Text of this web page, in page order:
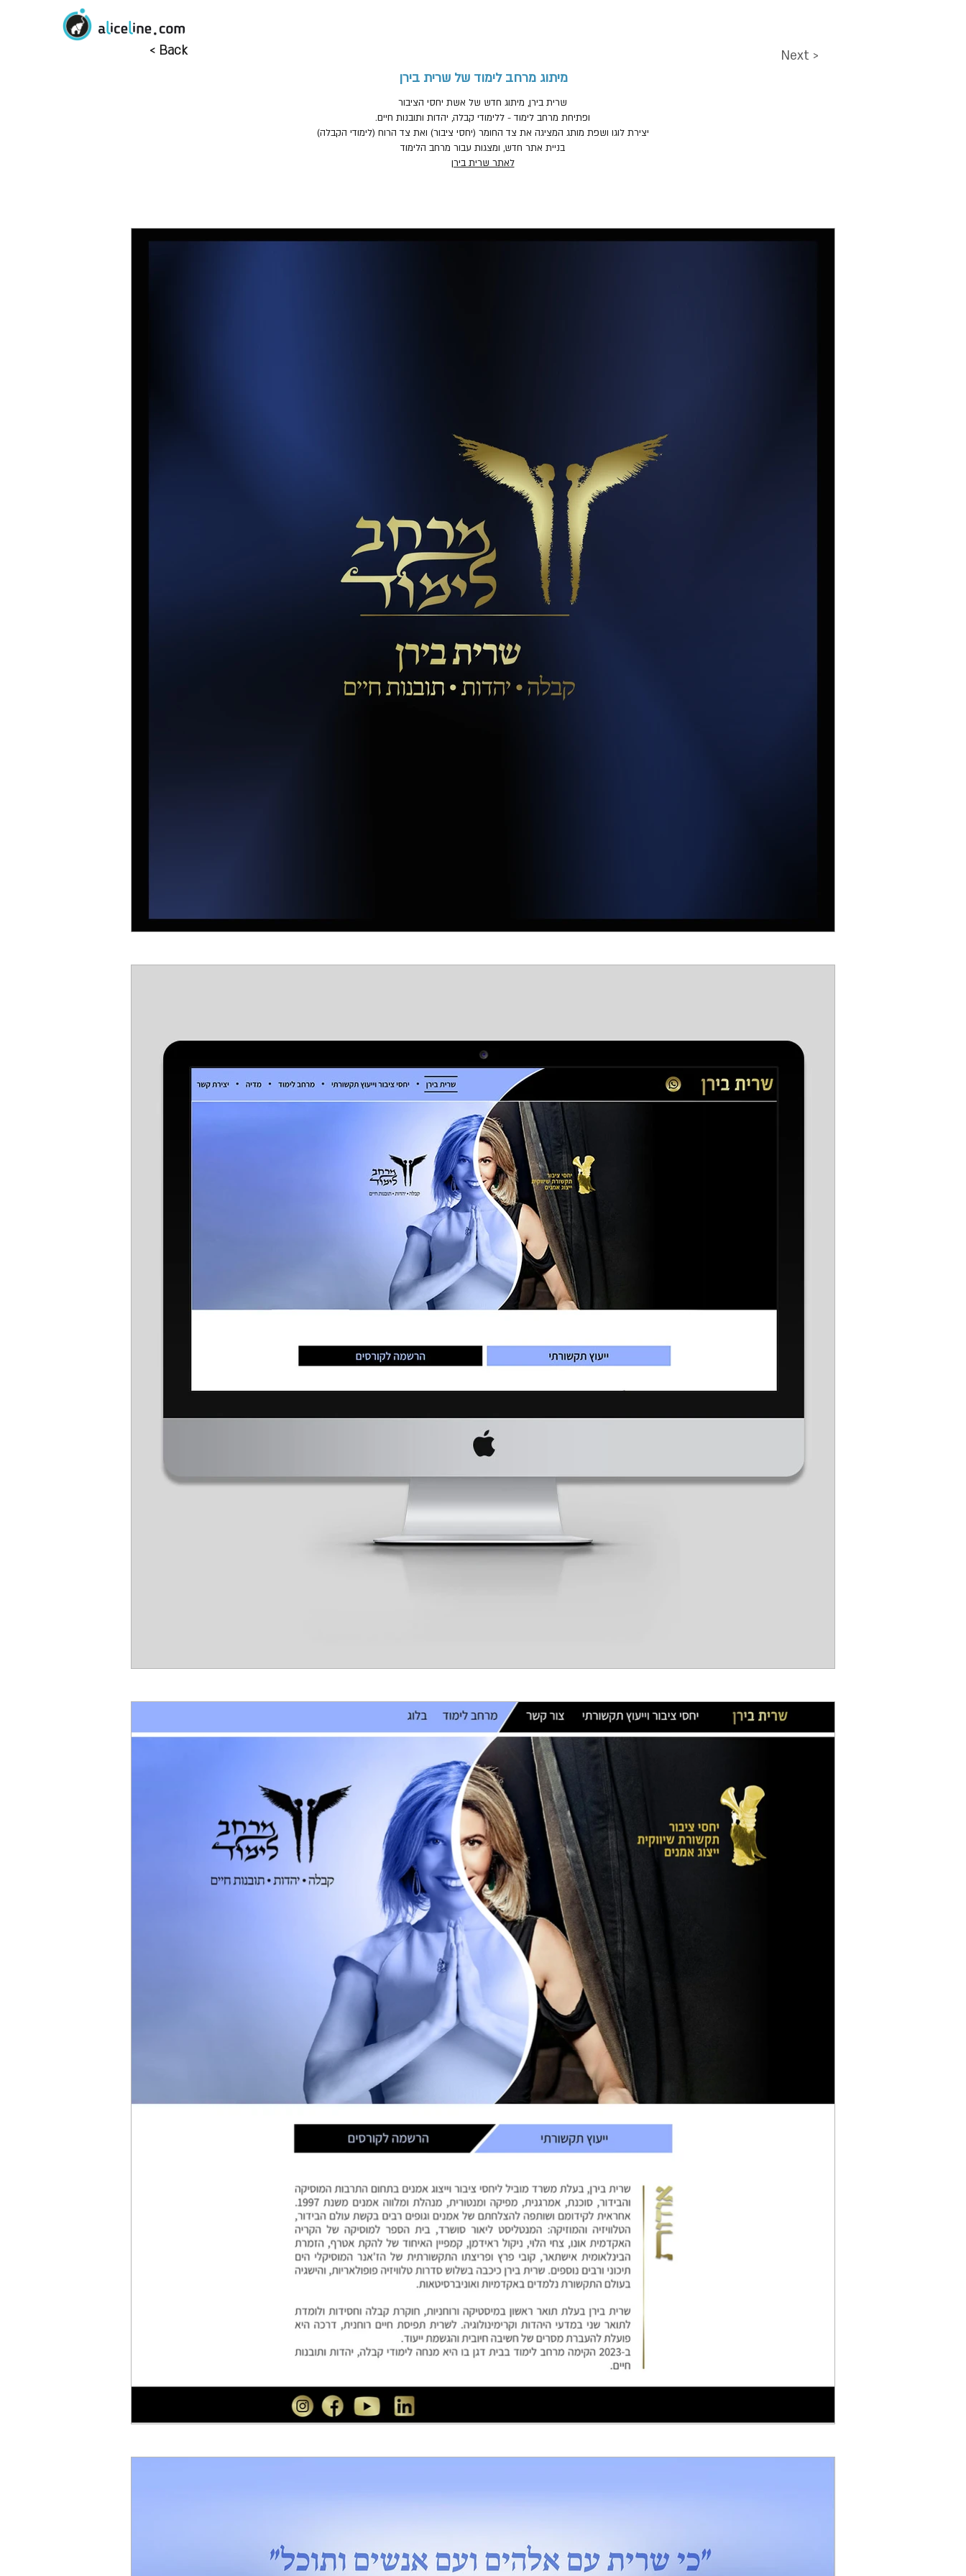
< Back
מיתוג מרחב לימוד של שרית בירן
Next >
שרית בירן, מיתוג חדש של אשת יחסי הציבור
ופתיחת מרחב לימוד - ללימודי קבלה, יהדות ותובנות חיים.
יצירת לוגו ושפת מותג המציגה את צד החומר (יחסי ציבור) ואת צד הרוח (לימודי הקבלה)
בניית אתר חדש, ומצגות עבור מרחב הלימוד
לאתר שרית בירן